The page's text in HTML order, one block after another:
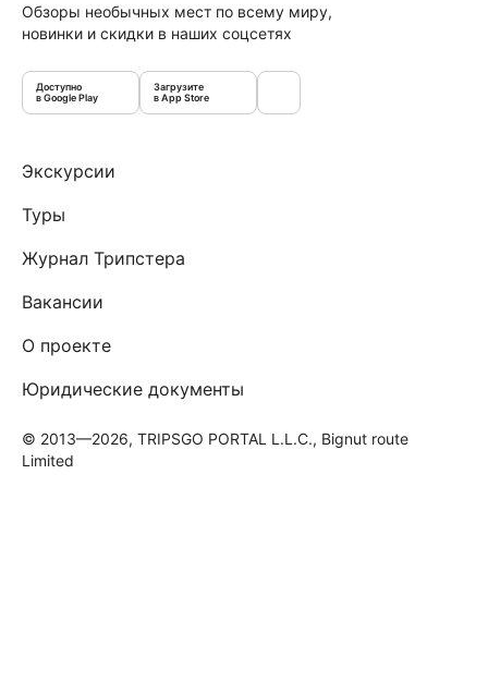
Обзоры необычных мест по всему миру,
новинки и скидки в наших соцсетях
Доступно
в Google Play
Загрузите
в App Store
Экскурсии
Туры
Журнал Трипстера
Вакансии
О проекте
Юридические документы
© 2013—2026, TRIPSGO PORTAL L.L.C., Bignut route
Limited